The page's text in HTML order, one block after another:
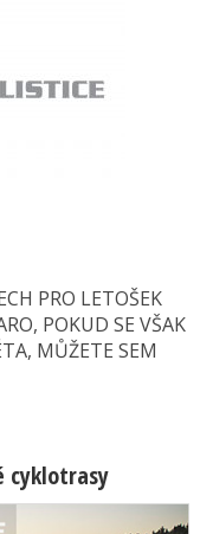
PRO LETOŠEK
POKUD SE VŠAK
MŮŽETE SEM
cyklotrasy